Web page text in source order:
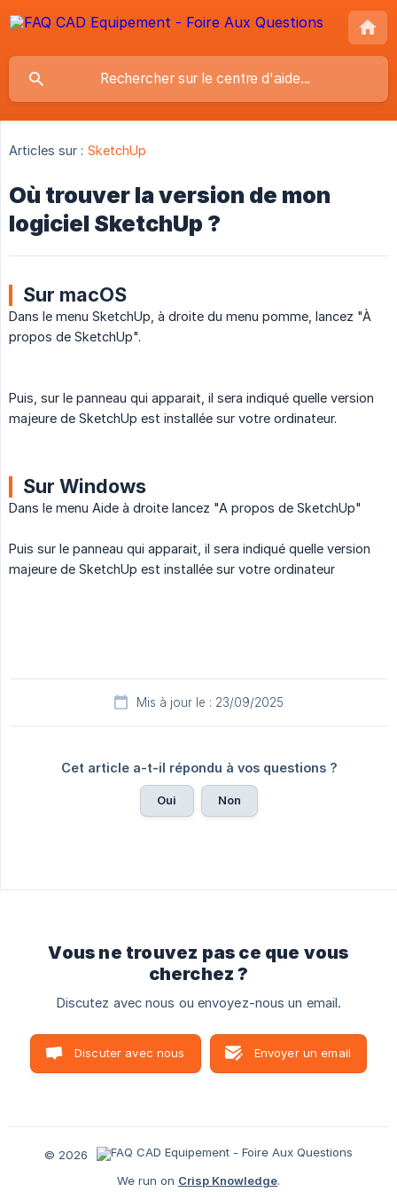
Articles sur : SketchUp
Où trouver la version de mon
logiciel SketchUp ?
Sur macOS
Dans le menu SketchUp, à droite du menu pomme, lancez "À
propos de SketchUp".
Puis, sur le panneau qui apparait, il sera indiqué quelle version
majeure de SketchUp est installée sur votre ordinateur.
Sur Windows
Dans le menu Aide à droite lancez "A propos de SketchUp"
Puis sur le panneau qui apparait, il sera indiqué quelle version
majeure de SketchUp est installée sur votre ordinateur
Mis à jour le : 23/09/2025
Cet article a-t-il répondu à vos questions ?
Oui Non
Vous ne trouvez pas ce que vous
cherchez ?
Discutez avec nous ou envoyez-nous un email.
Discuter avec nous Envoyer un email
© 2026
We run on Crisp Knowledge.